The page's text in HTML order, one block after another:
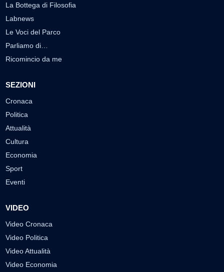
La Bottega di Filosofia
Labnews
Le Voci del Parco
Parliamo di…
Ricomincio da me
SEZIONI
Cronaca
Politica
Attualità
Cultura
Economia
Sport
Eventi
VIDEO
Video Cronaca
Video Politica
Video Attualità
Video Economia